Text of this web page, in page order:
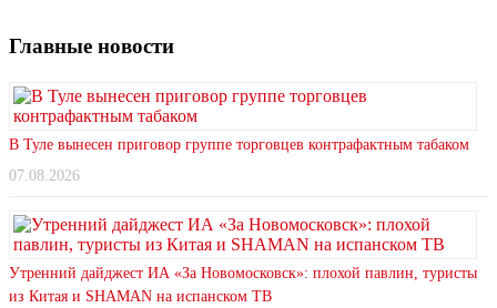
Главные новости
В Туле вынесен приговор группе торговцев контрафактным табаком
07.08.2026
Утренний дайджест ИА «За Новомосковск»: плохой павлин, туристы
из Китая и SHAMAN на испанском ТВ